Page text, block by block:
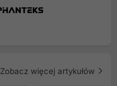
Zobacz więcej artykułów